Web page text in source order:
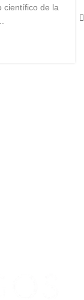
científico de la